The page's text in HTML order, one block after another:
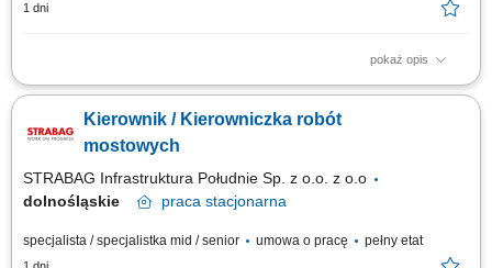
1 dni
pokaż opis
Budowa i montaż zewnętrznych sieci wodno-kanalizacyjnych; Kierowanie
podstawie dokumentacji technicznej; Obsługa niwelatora tradycyjnego
oraz laserowego; Nadzór nad terminowością i jakością wykonania prac;
Kierownik / Kierowniczka robót
mostowych
STRABAG Infrastruktura Południe Sp. z o.o. z o.o
dolnośląskie
praca stacjonarna
specjalista / specjalistka mid / senior umowa o pracę pełny etat